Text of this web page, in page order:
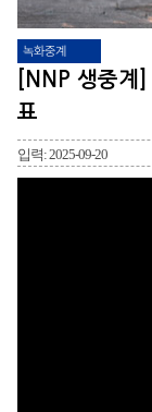
녹화중계
[NNP 생중계
표
입력: 2025-09-20